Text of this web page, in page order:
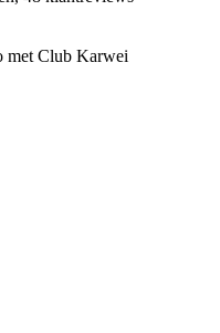
met Club Karwei